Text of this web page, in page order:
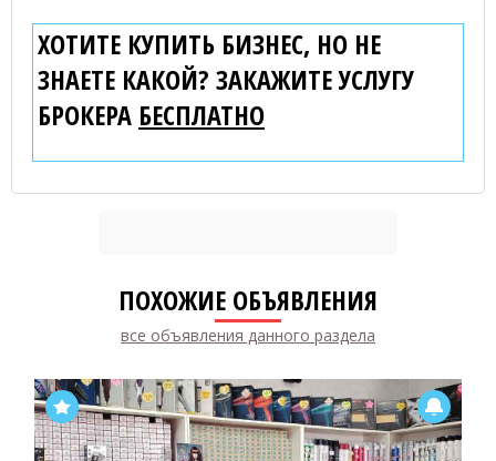
ХОТИТЕ КУПИТЬ БИЗНЕС, НО НЕ
ЗНАЕТЕ КАКОЙ? ЗАКАЖИТЕ УСЛУГУ
БРОКЕРА БЕСПЛАТНО
ПОХОЖИЕ ОБЪЯВЛЕНИЯ
все объявления данного раздела